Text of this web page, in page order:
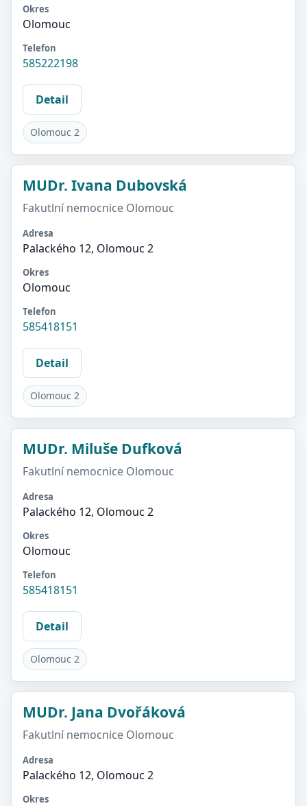
Okres
Olomouc
Telefon
585222198
Detail
Olomouc 2
MUDr. Ivana Dubovská
Fakutlní nemocnice Olomouc
Adresa
Palackého 12, Olomouc 2
Okres
Olomouc
Telefon
585418151
Detail
Olomouc 2
MUDr. Miluše Dufková
Fakutlní nemocnice Olomouc
Adresa
Palackého 12, Olomouc 2
Okres
Olomouc
Telefon
585418151
Detail
Olomouc 2
MUDr. Jana Dvořáková
Fakutlní nemocnice Olomouc
Adresa
Palackého 12, Olomouc 2
Okres